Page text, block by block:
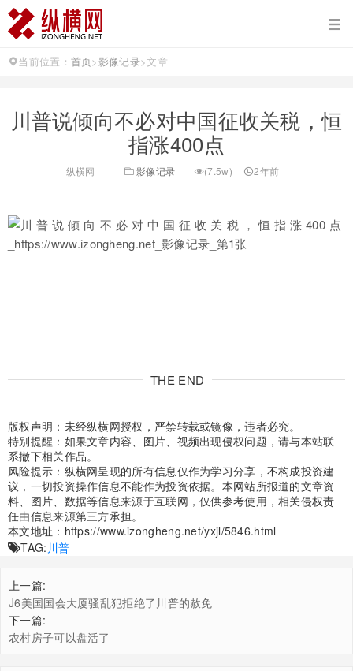
当前位置： 首页>影像记录>文章
川普说倾向不必对中国征收关税，恒
指涨400点
纵横网 影像记录 (7.5w) 2年前
THE END
版权声明：未经纵横网授权，严禁转载或镜像，违者必究。
特别提醒：如果文章内容、图片、视频出现侵权问题，请与本站联
系撤下相关作品。
风险提示：纵横网呈现的所有信息仅作为学习分享，不构成投资建
议，一切投资操作信息不能作为投资依据。本网站所报道的文章资
料、图片、数据等信息来源于互联网，仅供参考使用，相关侵权责
任由信息来源第三方承担。
本文地址： https://www.izongheng.net/yxjl/5846.html
TAG: 川普
上一篇:
J6美国国会大厦骚乱犯拒绝了川普的赦免
下一篇:
农村房子可以盘活了